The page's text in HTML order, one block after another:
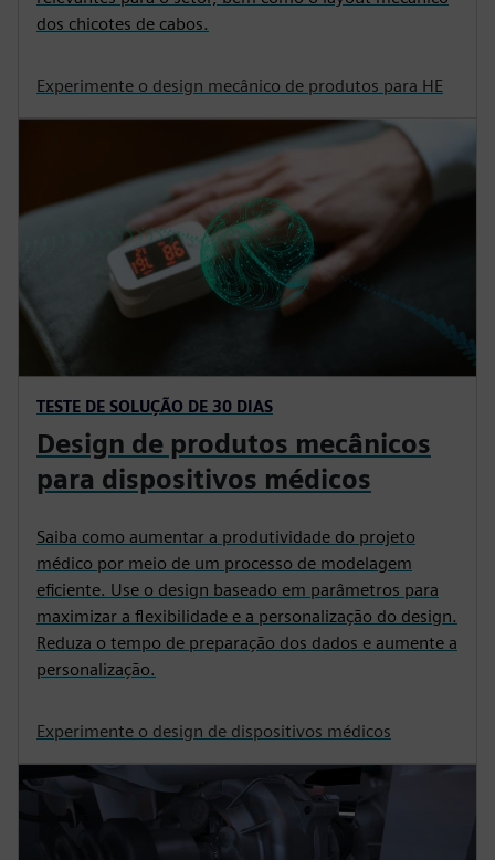
dos chicotes de cabos.
Experimente o design mecânico de produtos para HE
TESTE DE SOLUÇÃO DE 30 DIAS
Design de produtos mecânicos
para dispositivos médicos
Saiba como aumentar a produtividade do projeto
médico por meio de um processo de modelagem
eficiente. Use o design baseado em parâmetros para
maximizar a flexibilidade e a personalização do design.
Reduza o tempo de preparação dos dados e aumente a
personalização.
Experimente o design de dispositivos médicos